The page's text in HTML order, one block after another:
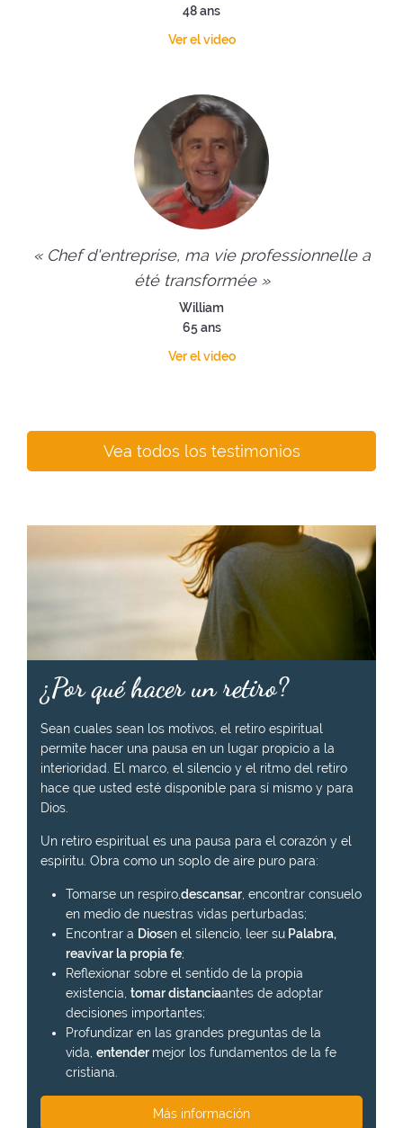
48 ans
Ver el video
« Chef d'entreprise, ma vie professionnelle a
été transformée »
William
65 ans
Ver el video
Vea todos los testimonios
¿Por qué hacer un retiro?
Sean cuales sean los motivos, el retiro espiritual
permite hacer una pausa en un lugar propicio a la
interioridad. El marco, el silencio y el ritmo del retiro
hace que usted esté disponible para sí mismo y para
Dios.
Un retiro espiritual es una pausa para el corazón y el
espíritu. Obra como un soplo de aire puro para:
Tomarse un respiro,descansar, encontrar consuelo
en medio de nuestras vidas perturbadas;
Encontrar a Diosen el silencio, leer su Palabra,
reavivar la propia fe;
Reflexionar sobre el sentido de la propia
existencia, tomar distanciaantes de adoptar
decisiones importantes;
Profundizar en las grandes preguntas de la
vida, entender mejor los fundamentos de la fe
cristiana.
Más información